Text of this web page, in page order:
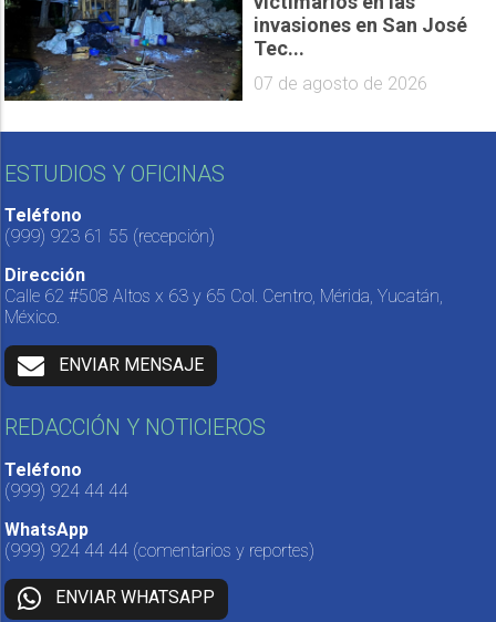
invasiones en San José
Tec...
07 de agosto de 2026
ESTUDIOS Y OFICINAS
Teléfono
(999) 923 61 55 (recepción)
Dirección
Calle 62 #508 Altos x 63 y 65 Col. Centro, Mérida, Yucatán,
México.
ENVIAR MENSAJE
REDACCIÓN Y NOTICIEROS
Teléfono
(999) 924 44 44
WhatsApp
(999) 924 44 44 (comentarios y reportes)
ENVIAR WHATSAPP